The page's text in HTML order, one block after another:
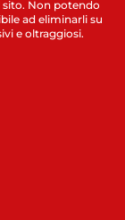
Non potendo
ad eliminarli su
e oltraggiosi.